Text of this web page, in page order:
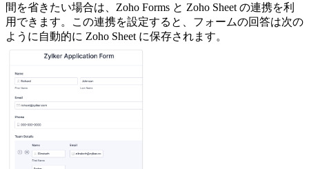
間を省きたい場合は、Zoho Forms と Zoho Sheet の連携を利
用できます。この連携を設定すると、フォームの回答は次の
ように自動的に Zoho Sheet に保存されます。